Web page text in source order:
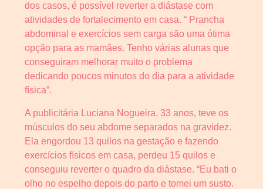
dos casos, é possível reverter a diástase com
atividades de fortalecimento em casa. “ Prancha
abdominal e exercícios sem carga são uma ótima
opção para as mamães. Tenho várias alunas que
conseguiram melhorar muito o problema
dedicando poucos minutos do dia para a atividade
física”.
A publicitária Luciana Nogueira, 33 anos, teve os
músculos do seu abdome separados na gravidez.
Ela engordou 13 quilos na gestação e fazendo
exercícios físicos em casa, perdeu 15 quilos e
conseguiu reverter o quadro da diástase. “Eu bati o
olho no espelho depois do parto e tomei um susto.